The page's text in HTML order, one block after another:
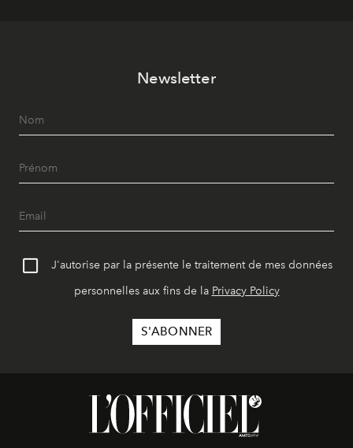
Newsletter
J'autorise par la présente le traitement de mes données
personnelles aux fins de la Privacy Policy